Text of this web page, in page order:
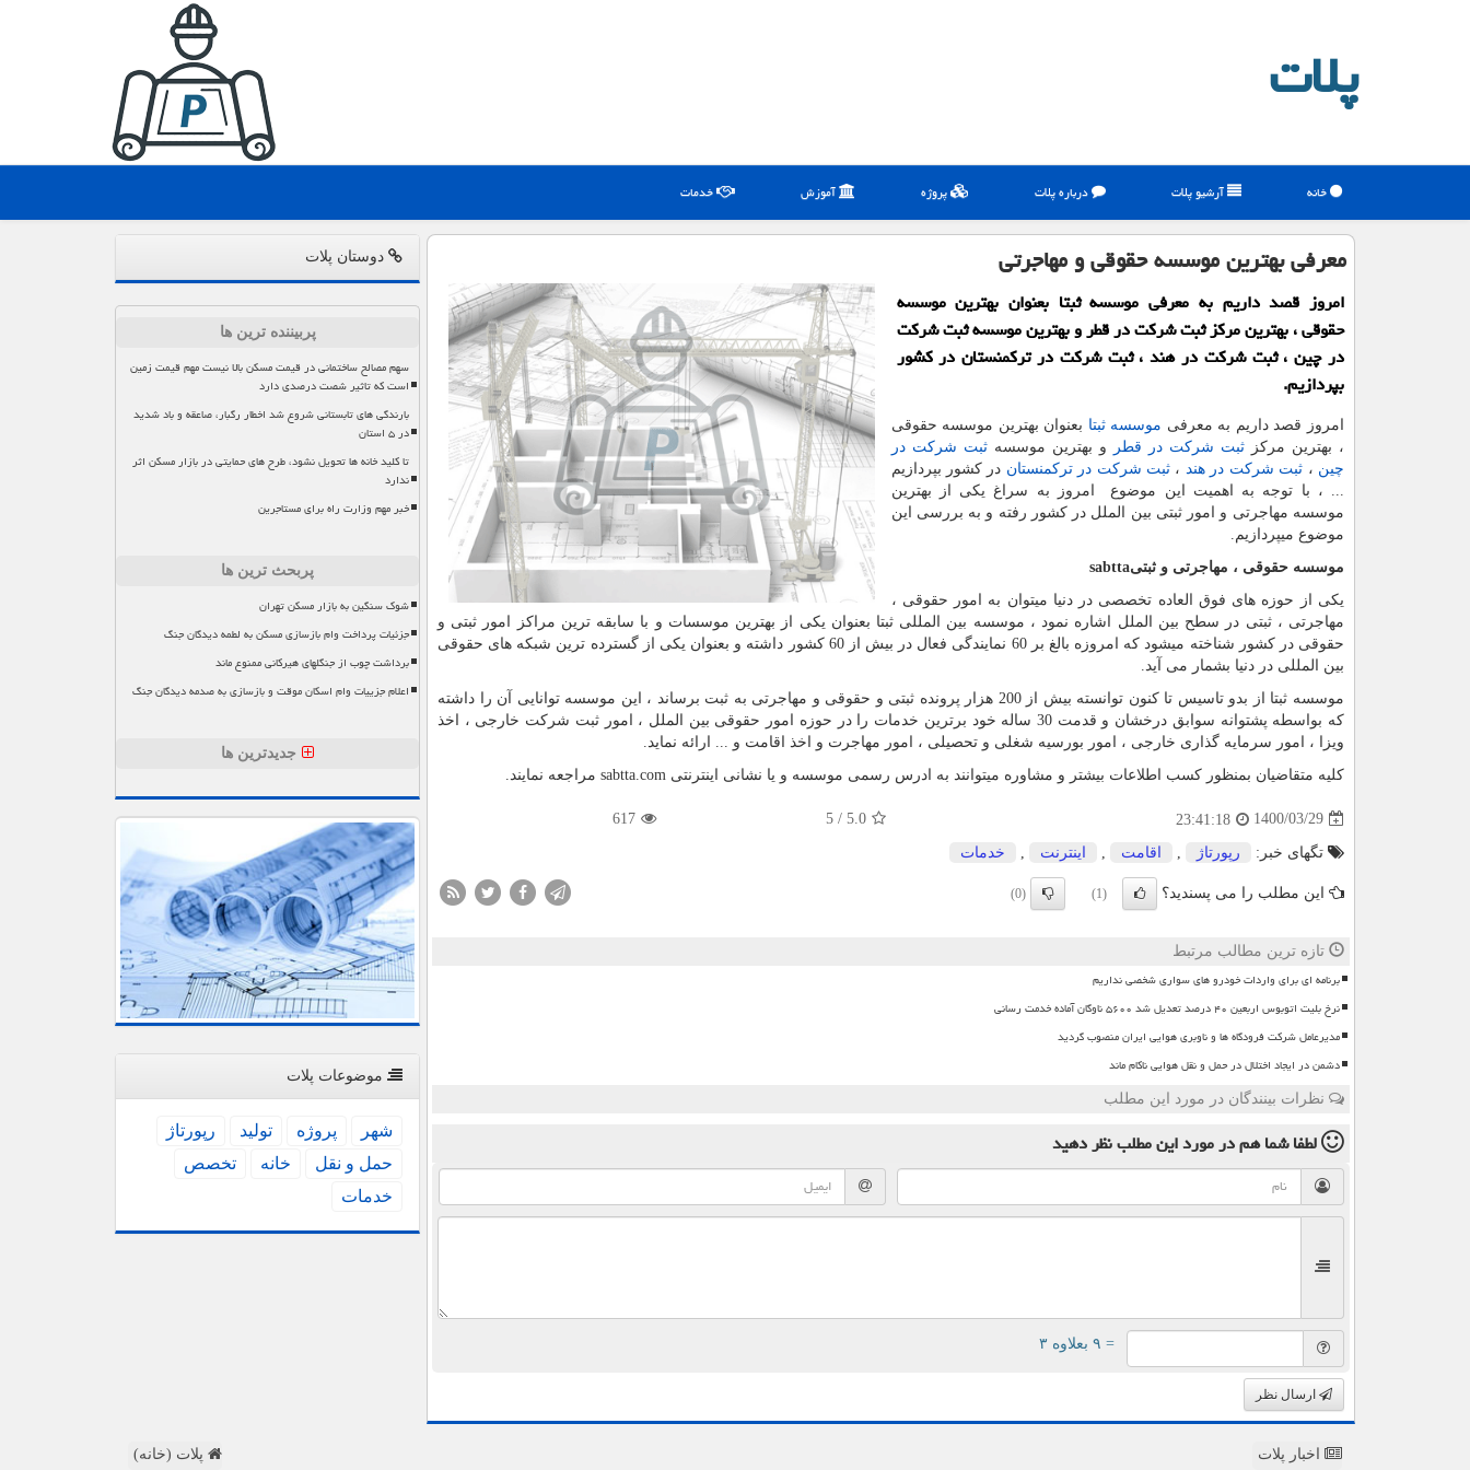
پلات
خانه آرشیو پلات درباره پلات پروژه آموزش خدمات
معرفی بهترین موسسه حقوقی و مهاجرتی
امروز قصد داریم به معرفی موسسه ثبتا بعنوان بهترین موسسه
حقوقی ، بهترین مركز ثبت شركت در قطر و بهترین موسسه ثبت شركت
در چین ، ثبت شركت در هند ، ثبت شركت در تركمنستان در كشور
بپردازیم.
امروز قصد داریم به معرفی موسسه ثبتا بعنوان بهترین موسسه حقوقی
، بهترین مرکزثبت شرکت در قطر و بهترین موسسهثبت شرکت در
چین ، ثبت شرکت در هند ، ثبت شرکت در ترکمنستان در کشور بپردازیم
... ، با توجه به اهمیت این موضوع امروز به سراغ یکی از بهترین
موسسه مهاجرتی و امور ثبتی بین الملل در کشور رفته و به بررسی این
موضوع میپردازیم.
موسسه حقوقی ، مهاجرتی و ثبتیsabtta
یکی از حوزه های فوق العاده تخصصی در دنیا میتوان به امور حقوقی ،
مهاجرتی ، ثبتی در سطح بین الملل اشاره نمود ، موسسه بین المللی ثبتا بعنوان یکی از بهترین موسسات و با سابقه ترین مراکز امور ثبتی و
حقوقی در کشور شناخته میشود که امروزه بالغ بر 60 نمایندگی فعال در بیش از 60 کشور داشته و بعنوان یکی از گسترده ترین شبکه های حقوقی
بین المللی در دنیا بشمار می آید.
موسسه ثبتا از بدو تاسیس تا کنون توانسته بیش از 200 هزار پرونده ثبتی و حقوقی و مهاجرتی به ثبت برساند ، این موسسه توانایی آن را داشته
که بواسطه پشتوانه سوابق درخشان و قدمت 30 ساله خود برترین خدمات را در حوزه امور حقوقی بین الملل ، امور ثبت شرکت خارجی ، اخذ
ویزا ، امور سرمایه گذاری خارجی ، امور بورسیه شغلی و تحصیلی ، امور مهاجرت و اخذ اقامت و ... ارائه نماید.
کلیه متقاضیان بمنظور کسب اطلاعات بیشتر و مشاوره میتوانند به ادرس رسمی موسسه و یا نشانی اینترنتی sabtta.com مراجعه نمایند.
1400/03/29
23:41:18
5.0
/
5
617
تگهای خبر: رپورتاژ اقامت اینترنت خدمات
این مطلب را می پسندید؟ (1)
(0)
تازه ترین مطالب مرتبط
برنامه ای برای واردات خودرو های سواری شخصی نداریم
نرخ بلیت اتوبوس اربعین ۴۰ درصد تعدیل شد ۵۶۰۰ ناوگان آماده خدمت رسانی
مدیرعامل شرکت فرودگاه ها و ناوبری هوایی ایران منصوب گردید
دشمن در ایجاد اختلال در حمل و نقل هوایی ناکام ماند
نظرات بینندگان در مورد این مطلب
لطفا شما همدر مورد این مطلبنظر دهید
= ۹ بعلاوه ۳
ارسال نظر
دوستان پلات
پربیننده ترین ها
سهم مصالح ساختمانی در قیمت مسکن بالا نیست مهم قیمت زمین
است که تاثیر شصت درصدی دارد
بارندگی های تابستانی شروع شد اخطار رگبار، صاعقه و باد شدید
در ۵ استان
تا کلید خانه ها تحویل نشود، طرح های حمایتی در بازار مسکن اثر
ندارد
خبر مهم وزارت راه برای مستاجرین
پربحث ترین ها
شوک سنگین به بازار مسکن تهران
جزئیات پرداخت وام بازسازی مسکن به لطمه دیدگان جنگ
برداشت چوب از جنگلهای هیرکانی ممنوع ماند
اعلام جزییات وام اسکان موقت و بازسازی به صدمه دیدگان جنگ
جدیدترین ها
موضوعات پلات
شهر پروژه تولید
رپورتاژ
حمل و نقل
خانه
تخصص
خدمات
اخبار پلات پلات (خانه)